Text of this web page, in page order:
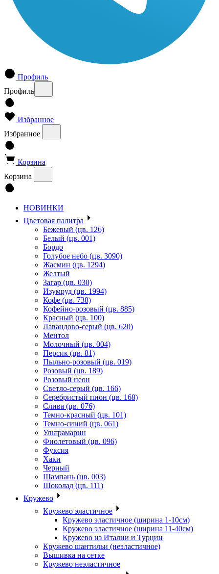
Профиль
Профиль
Избранное
Избранное
Корзина
Корзина
НОВИНКИ
Цветовая палитра
Бежевый (цв. 126)
Белый (цв. 001)
Бордо
Голубое небо (цв. 3090)
Жасмин (цв. 1294)
Желтый
Загар (цв. 030)
Изумруд (цв. 1994)
Кофе (цв. 738)
Кофейно-розовый (цв. 885)
Красный (цв. 100)
Лавандово-серый (цв. 620)
Ментол
Молочный (цв. 004)
Персик (цв. 81)
Пыльно-розовый (цв. 019)
Розовый (цв. 189)
Розовый неон
Светло-серый (цв. 166)
Серебристый пион (цв. 168)
Слива (цв. 076)
Темно-красный (цв. 101)
Темно-синий (цв. 061)
Ультрамарин
Фиолетовый (цв. 096)
Фуксия
Хаки
Черный
Шампань (цв. 003)
Шоколад (цв. 111)
Кружево
Кружево эластичное
Кружево эластичное (ширина 1-10см)
Кружево эластичное (ширина 11-40см)
Кружево из Италии и Турции
Кружево шантильи (неэластичное)
Вышивка на сетке
Кружево неэластичное